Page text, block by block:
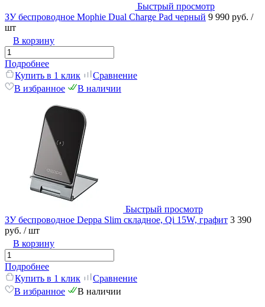
Быстрый просмотр
ЗУ беспроводное Mophie Dual Charge Pad черный 9 990 руб. /
шт
В корзину
Подробнее
Купить в 1 клик
Сравнение
В избранное
В наличии
Быстрый просмотр
ЗУ беспроводное Deppa Slim складное, Qi 15W, графит 3 390
руб. / шт
В корзину
Подробнее
Купить в 1 клик
Сравнение
В избранное
В наличии